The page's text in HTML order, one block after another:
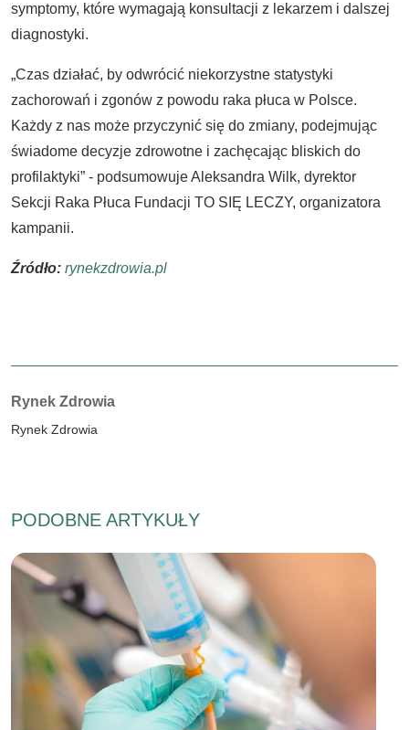
symptomy, które wymagają konsultacji z lekarzem i dalszej
diagnostyki.
„Czas działać, by odwrócić niekorzystne statystyki
zachorowań i zgonów z powodu raka płuca w Polsce.
Każdy z nas może przyczynić się do zmiany, podejmując
świadome decyzje zdrowotne i zachęcając bliskich do
profilaktyki” - podsumowuje Aleksandra Wilk, dyrektor
Sekcji Raka Płuca Fundacji TO SIĘ LECZY, organizatora
kampanii.
Źródło: rynekzdrowia.pl
Autorzy:
Rynek Zdrowia
Rynek Zdrowia
PODOBNE ARTYKUŁY